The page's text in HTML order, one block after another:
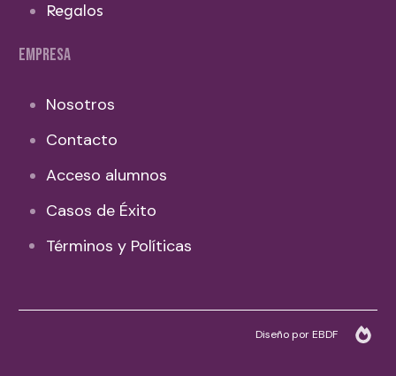
Regalos
EMPRESA
Nosotros
Contacto
Acceso alumnos
Casos de Éxito
Términos y Políticas
Diseño por EBDF